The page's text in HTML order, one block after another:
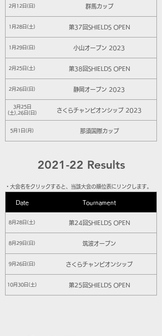
2月12日(日) 群馬カップ
1月28日(土) 第37回SHIELDS OPEN
1月29日(日) 小山オープン 2023
2月25日(土) 第38回SHIELDS OPEN
2月26日(日) 静岡オープン 2023
3月25日
(土),26日(日)
さくらチャンピオンシップ 2023
5月1日(月) 那須国際カップ
2021-22 Results
​・大会名をクリックすると、当該大会の順位表にリンクします。
Date Tournament
8月28日(土) 第24回SHIELDS OPEN
8月29日(日) 筑波オープン
9月26日(日) さくらチャンピオンシップ
10月30日(土) 第25回SHIELDS OPEN